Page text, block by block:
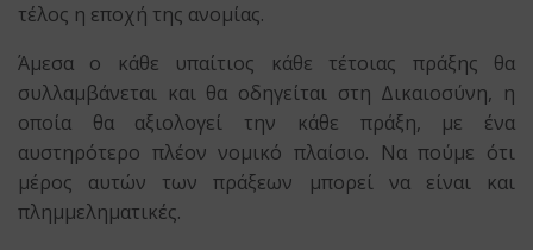
τέλος η εποχή της ανομίας.
Άμεσα ο κάθε υπαίτιος κάθε τέτοιας πράξης θα
συλλαμβάνεται και θα οδηγείται στη Δικαιοσύνη, η
οποία θα αξιολογεί την κάθε πράξη, με ένα
αυστηρότερο πλέον νομικό πλαίσιο. Να πούμε ότι
μέρος αυτών των πράξεων μπορεί να είναι και
πλημμεληματικές.